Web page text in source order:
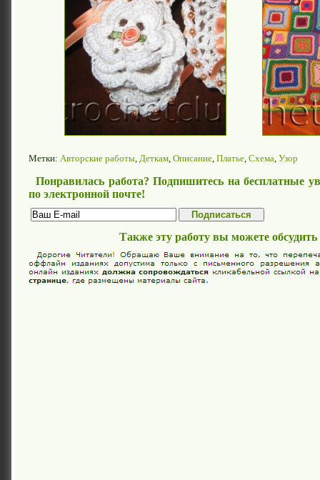
Метки: Авторские работы Деткам Описание Платье Схема Узор
Понравилась работа? Подпишитесь на бесплатные
по электронной почте!
Также эту работу вы можете